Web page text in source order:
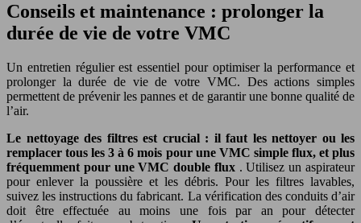
Conseils et maintenance : prolonger la
durée de vie de votre VMC
Un entretien régulier est essentiel pour optimiser la performance et
prolonger la durée de vie de votre VMC. Des actions simples
permettent de prévenir les pannes et de garantir une bonne qualité de
l’air.
Le nettoyage des filtres est crucial : il faut les nettoyer ou les
remplacer tous les 3 à 6 mois pour une VMC simple flux, et plus
fréquemment pour une VMC double flux . Utilisez un aspirateur
pour enlever la poussière et les débris. Pour les filtres lavables,
suivez les instructions du fabricant. La vérification des conduits d’air
doit être effectuée au moins une fois par an pour détecter